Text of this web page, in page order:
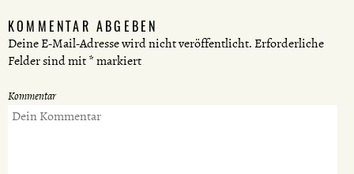
KOMMENTAR ABGEBEN
Deine E-Mail-Adresse wird nicht veröffentlicht. Erforderliche
Felder sind mit*markiert
Kommentar